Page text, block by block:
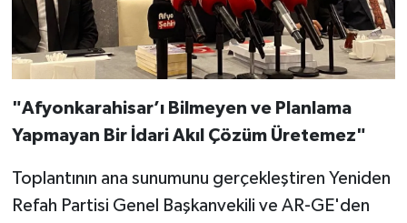
"Afyonkarahisar’ı Bilmeyen ve Planlama
Yapmayan Bir İdari Akıl Çözüm Üretemez"
Toplantının ana sunumunu gerçekleştiren Yeniden
Refah Partisi Genel Başkanvekili ve AR-GE'den